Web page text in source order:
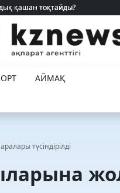
қашан тоқтайды?
қашан тоқтайды?
АЙМАҚ
түсіндірілді